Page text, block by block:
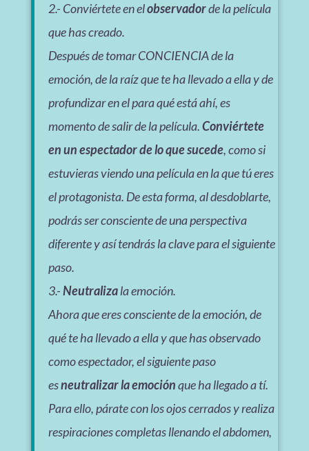
2.- Conviértete en elobservadorde la película
que has creado.
Después de tomar CONCIENCIA de la
emoción, de la raíz que te ha llevado a ella y de
profundizar en el para qué está ahí, es
momento de salir de la película.Conviértete
en un espectador de lo que sucede, como si
estuvieras viendo una película en la que tú eres
el protagonista. De esta forma, al desdoblarte,
podrás ser consciente de una perspectiva
diferente y así tendrás la clave para el siguiente
paso.
3.-Neutralizala emoción.
Ahora que eres consciente de la emoción, de
qué te ha llevado a ella y que has observado
como espectador, el siguiente paso
esneutralizar la emociónque ha llegado a tí.
Para ello, párate con los ojos cerrados y realiza
respiraciones completas llenando el abdomen,